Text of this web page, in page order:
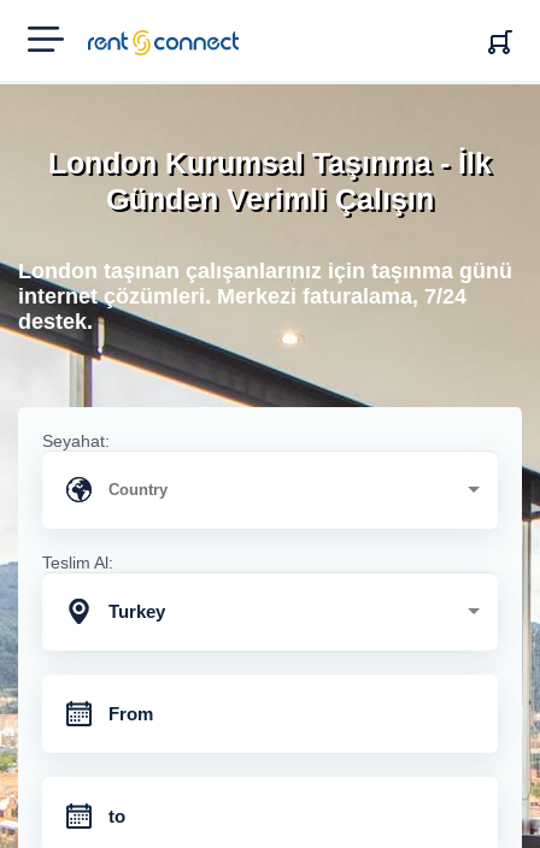
RENT'N
CONNECT
London Kurumsal Taşınma - İlk
Günden Verimli Çalışın
London taşınan çalışanlarınız için taşınma günü
internet çözümleri. Merkezi faturalama, 7/24
destek.
Seyahat:
Teslim Al:
Turkey